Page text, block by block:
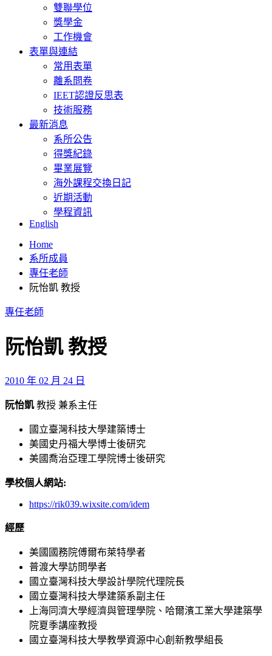
雙聯學位
獎學金
工作機會
表單與連結
常用表單
離系問卷
IEET認證反思表
技術服務
最新消息
系所公告
得獎紀錄
畢業展覽
海外課程交換日記
近期活動
學程資訊
English
Home
系所成員
專任老師
阮怡凱 教授
專任老師
阮怡凱 教授
2010 年 02 月 24 日
阮怡凱教授 兼系主任
國立臺灣科技大學建築博士
美國史丹福大學博士後研究
美國喬治亞理工學院博士後研究
學校個人網站:
https://rik039.wixsite.com/idem
經歷
美國國務院傅爾布萊特學者
普渡大學訪問學者
國立臺灣科技大學設計學院代理院長
國立臺灣科技大學建築系副主任
上海同濟大學經濟與管理學院、哈爾濱工業大學建築學
院夏季講座教授
國立臺灣科技大學教學資源中心創新教學組長